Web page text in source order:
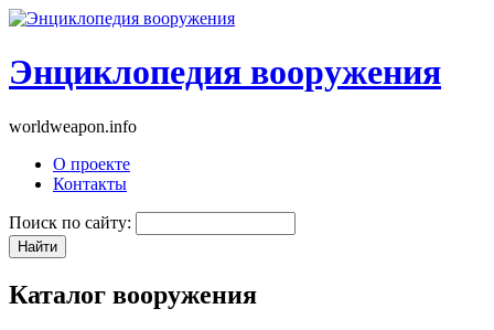
Энциклопедия вооружения
worldweapon.info
О проекте
Контакты
Поиск по сайту:
Каталог вооружения